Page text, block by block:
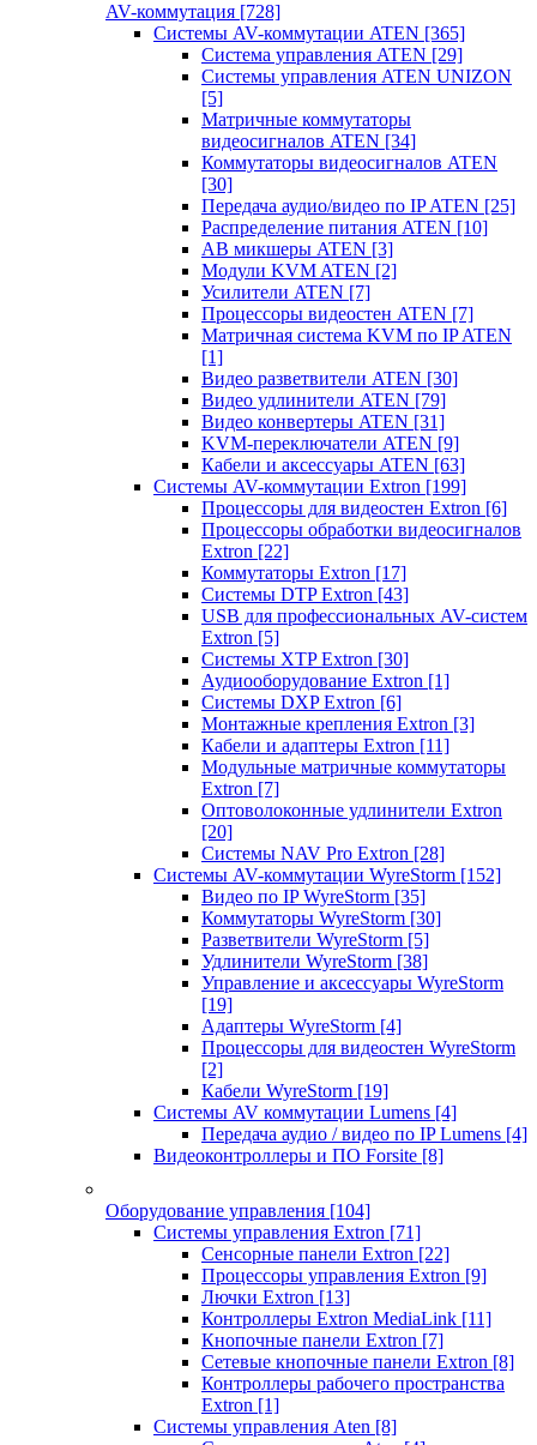
AV-коммутация [728]
Системы AV-коммутации ATEN [365]
Система управления ATEN [29]
Системы управления ATEN UNIZON
[5]
Матричные коммутаторы
видеосигналов ATEN [34]
Коммутаторы видеосигналов ATEN
[30]
Передача аудио/видео по IP ATEN [25]
Распределение питания ATEN [10]
АВ микшеры ATEN [3]
Модули KVM ATEN [2]
Усилители ATEN [7]
Процессоры видеостен ATEN [7]
Матричная система KVM по IP ATEN
[1]
Видео разветвители ATEN [30]
Видео удлинители ATEN [79]
Видео конвертеры ATEN [31]
KVM-переключатели ATEN [9]
Кабели и аксессуары ATEN [63]
Системы AV-коммутации Extron [199]
Процессоры для видеостен Extron [6]
Процессоры обработки видеосигналов
Extron [22]
Коммутаторы Extron [17]
Системы DTP Extron [43]
USB для профессиональных AV-систем
Extron [5]
Системы XTP Extron [30]
Аудиооборудование Extron [1]
Системы DXP Extron [6]
Монтажные крепления Extron [3]
Кабели и адаптеры Extron [11]
Модульные матричные коммутаторы
Extron [7]
Оптоволоконные удлинители Extron
[20]
Системы NAV Pro Extron [28]
Системы AV-коммутации WyreStorm [152]
Видео по IP WyreStorm [35]
Коммутаторы WyreStorm [30]
Разветвители WyreStorm [5]
Удлинители WyreStorm [38]
Управление и аксессуары WyreStorm
[19]
Адаптеры WyreStorm [4]
Процессоры для видеостен WyreStorm
[2]
Кабели WyreStorm [19]
Системы AV коммутации Lumens [4]
Передача аудио / видео по IP Lumens [4]
Видеоконтроллеры и ПО Forsite [8]
Оборудование управления [104]
Системы управления Extron [71]
Сенсорные панели Extron [22]
Процессоры управления Extron [9]
Лючки Extron [13]
Контроллеры Extron MediaLink [11]
Кнопочные панели Extron [7]
Сетевые кнопочные панели Extron [8]
Контроллеры рабочего пространства
Extron [1]
Системы управления Aten [8]